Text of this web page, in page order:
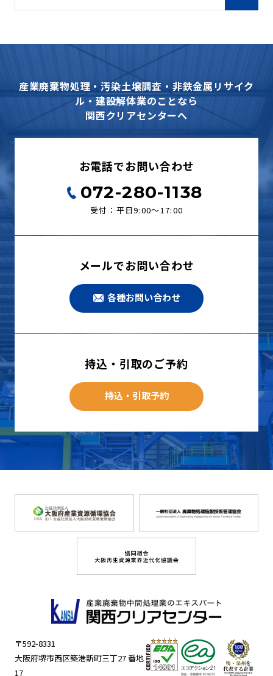
産業廃棄物処理・汚染土壌調査・非鉄金属リサイク
ル・建設解体業のことなら
関西クリアセンターへ
お電話でお問い合わせ
072-280-1138
受付：平日9:00〜17:00
メールでお問い合わせ
各種お問い合わせ
持込・引取のご予約
持込・引取予約
〒592-8331
大阪府堺市西区築港新町三丁27 番地
17